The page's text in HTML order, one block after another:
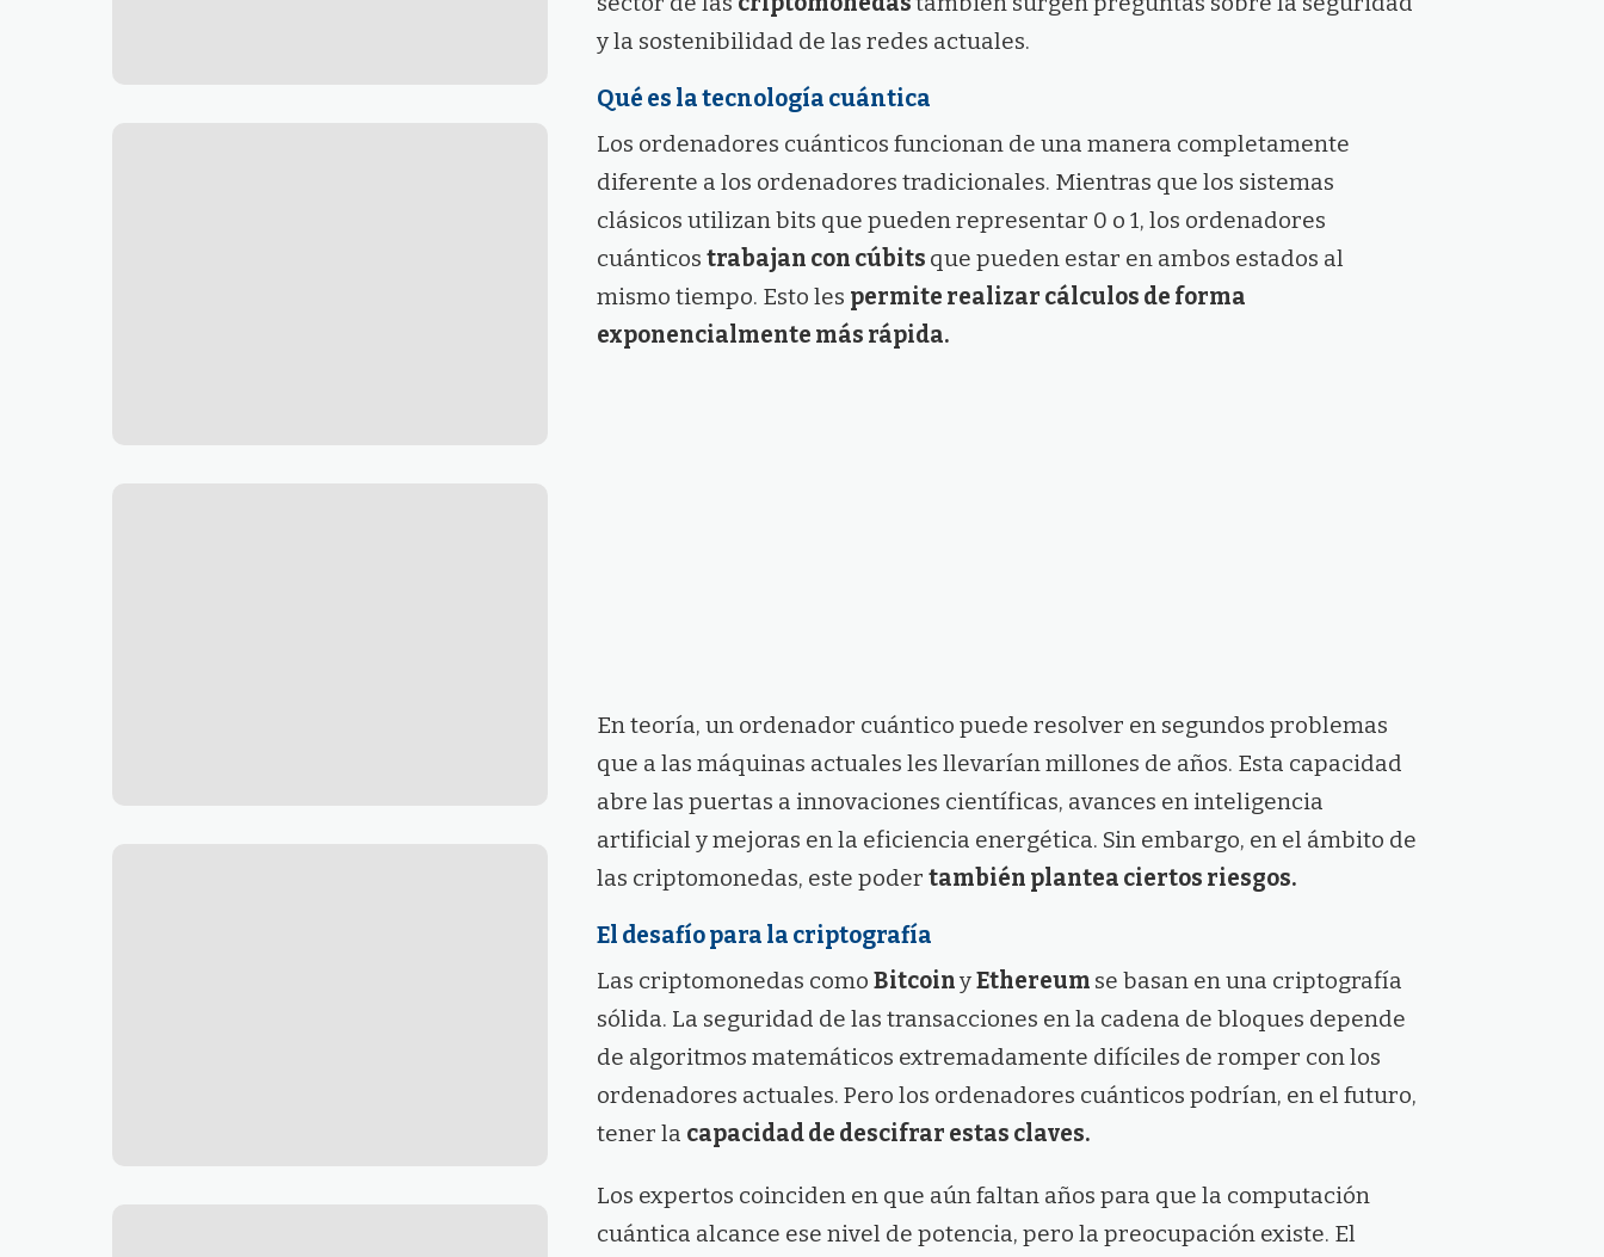
y la sostenibilidad de las redes actuales.
Qué es la tecnología cuántica
Los ordenadores cuánticos funcionan de una manera completamente
diferente a los ordenadores tradicionales. Mientras que los sistemas
clásicos utilizan bits que pueden representar 0 o 1, los ordenadores
cuánticos trabajan con cúbits que pueden estar en ambos estados al
mismo tiempo. Esto les permite realizar cálculos de forma
exponencialmente más rápida.
En teoría, un ordenador cuántico puede resolver en segundos problemas
que a las máquinas actuales les llevarían millones de años. Esta capacidad
abre las puertas a innovaciones científicas, avances en inteligencia
artificial y mejoras en la eficiencia energética. Sin embargo, en el ámbito de
las criptomonedas, este poder también plantea ciertos riesgos.
El desafío para la criptografía
Las criptomonedas como BitcoinyEthereum se basan en una criptografía
sólida. La seguridad de las transacciones en la cadena de bloques depende
de algoritmos matemáticos extremadamente difíciles de romper con los
ordenadores actuales. Pero los ordenadores cuánticos podrían, en el futuro,
tener la capacidad de descifrar estas claves.
Los expertos coinciden en que aún faltan años para que la computación
cuántica alcance ese nivel de potencia, pero la preocupación existe. El